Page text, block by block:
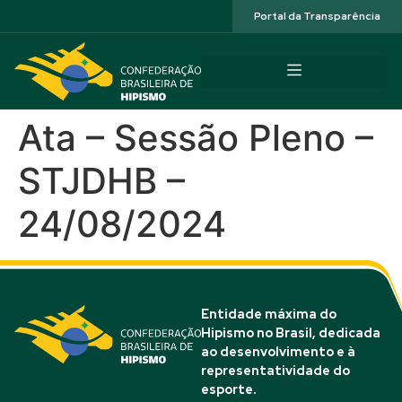
Portal da Transparência
Ata – Sessão Pleno –
STJDHB –
24/08/2024
Entidade máxima do
Hipismo no Brasil, dedicada
ao desenvolvimento e à
representatividade do
esporte.